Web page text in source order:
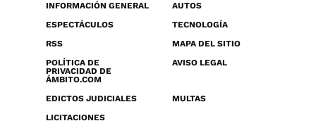
INFORMACIÓN GENERAL
AUTOS
ESPECTÁCULOS
TECNOLOGÍA
RSS
MAPA DEL SITIO
POLÍTICA DE
PRIVACIDAD DE
ÁMBITO.COM
AVISO LEGAL
EDICTOS JUDICIALES
MULTAS
LICITACIONES